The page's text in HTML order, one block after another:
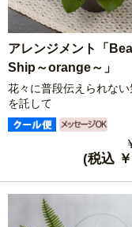
アレンジメント「
Ship～orange～」
花々に普段伝えられない
を託して
(税込